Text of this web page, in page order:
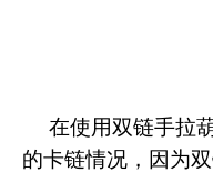
在使用双链手拉
的卡链情况，因为